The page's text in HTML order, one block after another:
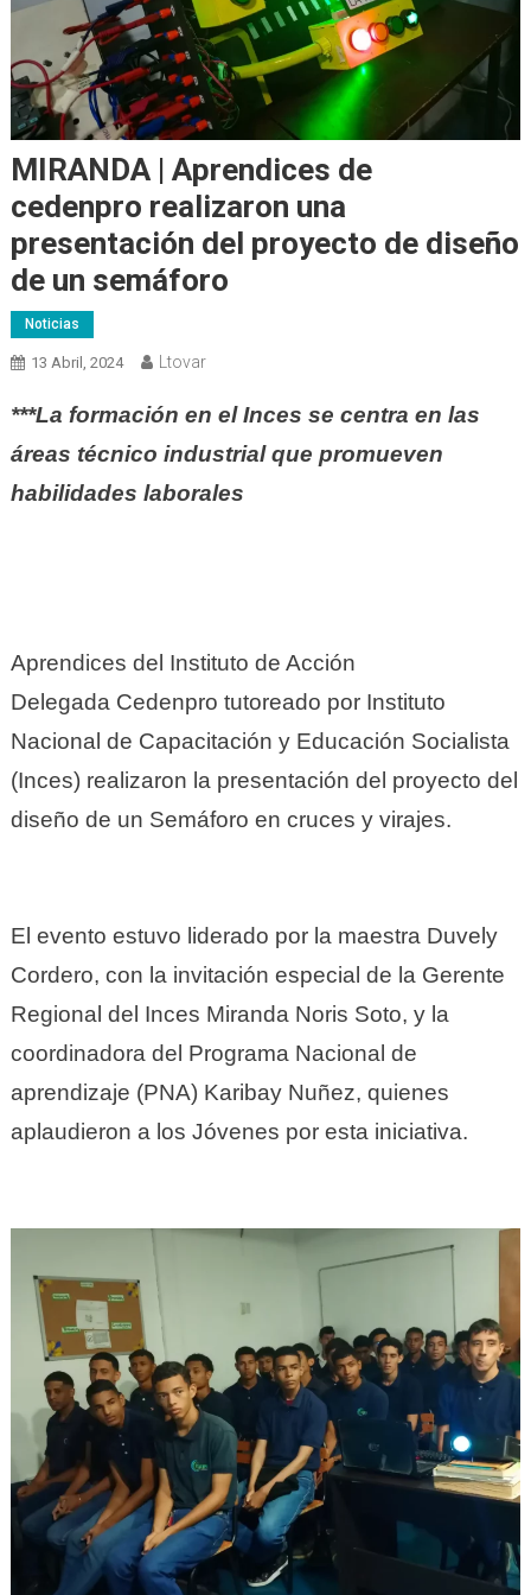
MIRANDA | Aprendices de
cedenpro realizaron una
presentación del proyecto de diseño
de un semáforo
Noticias
13 Abril, 2024 Ltovar
***La formación en el Inces se centra en las
áreas técnico industrial que promueven
habilidades laborales
Aprendices del Instituto de Acción
Delegada Cedenpro tutoreado por Instituto
Nacional de Capacitación y Educación Socialista
(Inces) realizaron la presentación del proyecto del
diseño de un Semáforo en cruces y virajes.
El evento estuvo liderado por la maestra Duvely
Cordero, con la invitación especial de la Gerente
Regional del Inces Miranda Noris Soto, y la
coordinadora del Programa Nacional de
aprendizaje (PNA) Karibay Nuñez, quienes
aplaudieron a los Jóvenes por esta iniciativa.